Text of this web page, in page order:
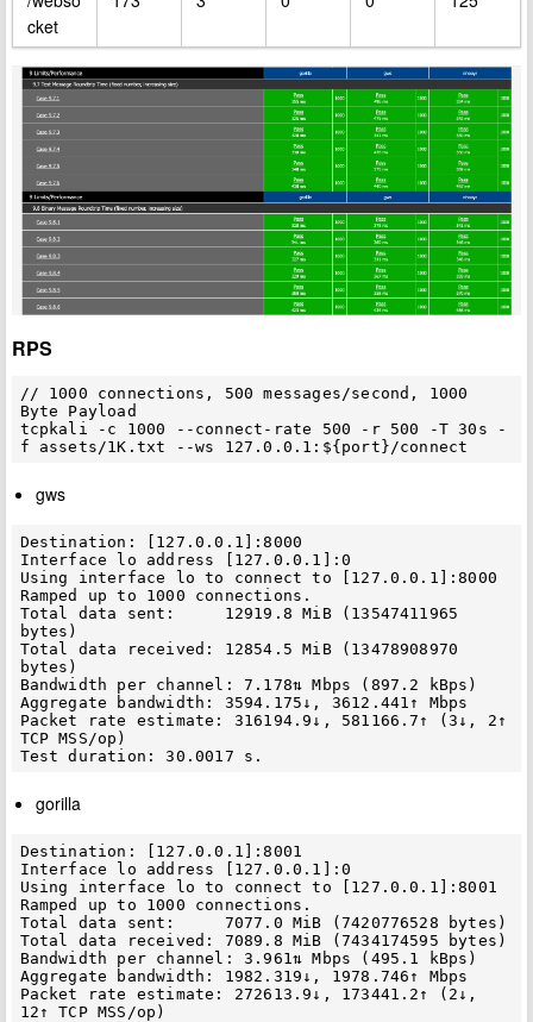
cket
RPS
// 1000 connections, 500 messages/second, 1000
Byte Payload
tcpkali -c 1000 --connect-rate 500 -r 500 -T 30s -
gws
Destination: [127.0.0.1]:8000
Interface lo address [127.0.0.1]:0
Using interface lo to connect to [127.0.0.1]:8000
Ramped up to 1000 connections.
Total data sent:     12919.8 MiB (13547411965
bytes)
Total data received: 12854.5 MiB (13478908970
bytes)
Bandwidth per channel: 7.178⇅ Mbps (897.2 kBps)
Aggregate bandwidth: 3594.175↓, 3612.441↑ Mbps
Packet rate estimate: 316194.9↓, 581166.7↑ (3↓, 2↑
TCP MSS/op)
gorilla
Destination: [127.0.0.1]:8001
Interface lo address [127.0.0.1]:0
Using interface lo to connect to [127.0.0.1]:8001
Ramped up to 1000 connections.
Total data sent:     7077.0 MiB (7420776528 bytes)
Total data received: 7089.8 MiB (7434174595 bytes)
Bandwidth per channel: 3.961⇅ Mbps (495.1 kBps)
Aggregate bandwidth: 1982.319↓, 1978.746↑ Mbps
Packet rate estimate: 272613.9↓, 173441.2↑ (2↓,
12↑ TCP MSS/op)